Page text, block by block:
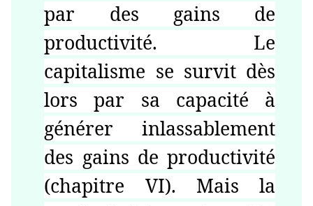
par des gains de
productivité. Le
capitalisme se survit dès
lors par sa capacité à
générer inlassablement
des gains de productivité
(chapitre VI). Mais la